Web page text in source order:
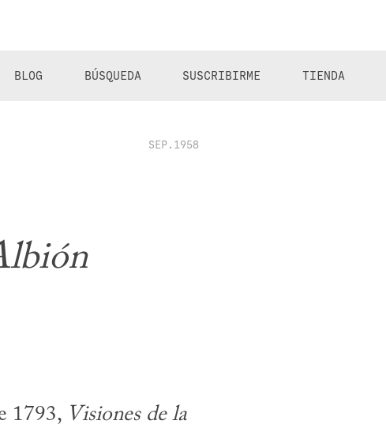
BLOG BÚSQUEDA SUSCRIBIRME TIENDA
SEP.1958
1793, Visiones de la